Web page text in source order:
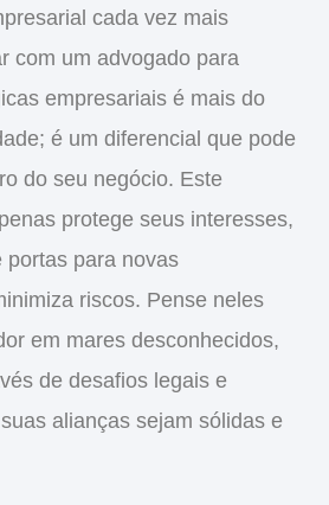
cada vez mais
com um advogado para
empresariaisé mais do
é um diferencial que pode
do seu negócio. Este
protege seus interesses,
portaspara novas
riscos. Pense neles
em mares desconhecidos,
de desafios legaise
alianças sejam sólidase